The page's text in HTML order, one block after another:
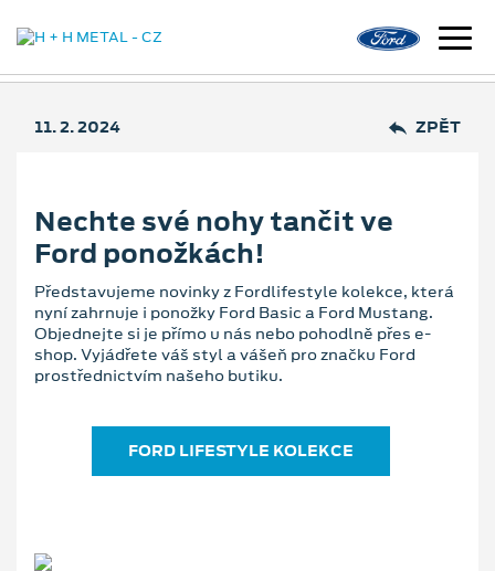
11. 2. 2024 ZPĚT
Nechte své nohy tančit ve
Ford ponožkách!
Představujeme novinky z Fordlifestyle kolekce, která
nyní zahrnuje i ponožky Ford Basic a Ford Mustang.
Objednejte si je přímo u nás nebo pohodlně přes e-
shop. Vyjádřete váš styl a vášeň pro značku Ford
prostřednictvím našeho butiku.
FORD LIFESTYLE KOLEKCE